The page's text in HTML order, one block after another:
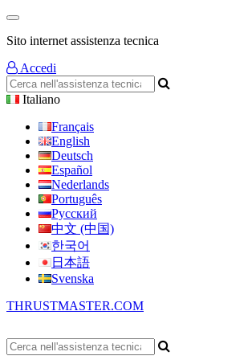
Sito internet assistenza tecnica
Accedi
Italiano
Français
English
Deutsch
Español
Nederlands
Português
Русский
中文 (中国)
한국어
日本語
Svenska
THRUSTMASTER.COM